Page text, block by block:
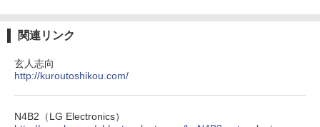
関連リンク
玄人志向
http://kuroutoshikou.com/
N4B2（LG Electronics）